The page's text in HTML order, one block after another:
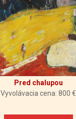
Pred chalupou
Vyvolávacia cena: 800 €